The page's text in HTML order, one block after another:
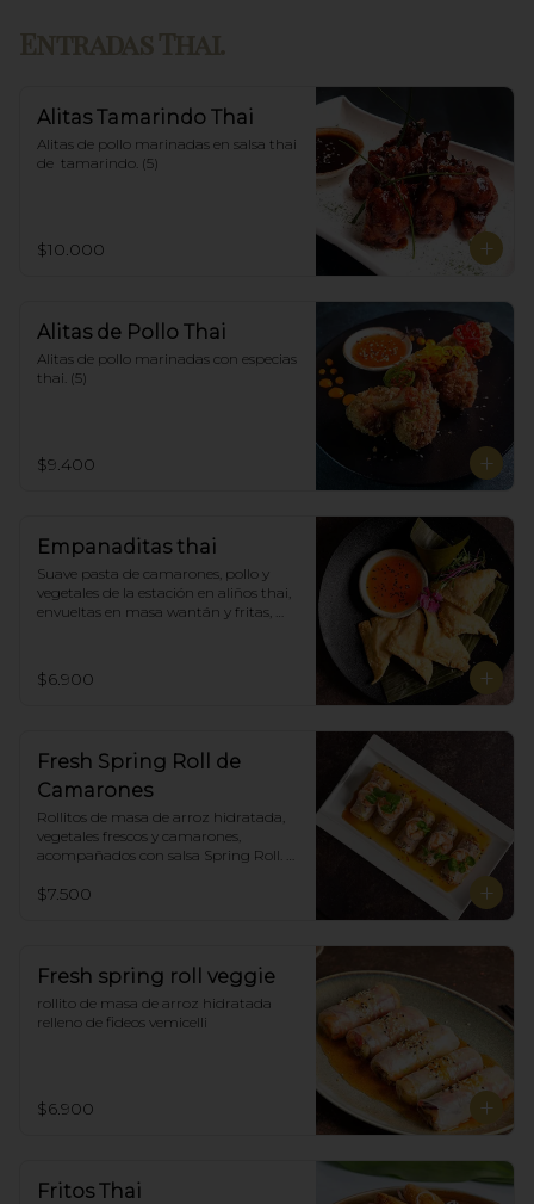
Entradas Thai.
Alitas Tamarindo Thai
Alitas de pollo marinadas en salsa thai
de  tamarindo. (5)
$10.000
Alitas de Pollo Thai
Alitas de pollo marinadas con especias
thai. (5)
$9.400
Empanaditas thai
Suave pasta de camarones, pollo y
vegetales de la estación en aliños thai,
envueltas en masa wantán y fritas,
$6.900
Fresh Spring Roll de
Camarones
Rollitos de masa de arroz hidratada,
vegetales frescos y camarones,
acompañados con salsa Spring Roll.
$7.500
Fresh spring roll veggie
rollito de masa de arroz hidratada
relleno de fideos vemicelli
$6.900
Fritos Thai